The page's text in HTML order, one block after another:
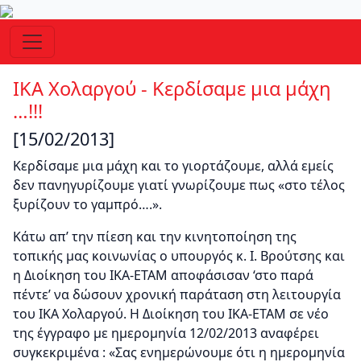
ΙΚΑ Χολαργού - Κερδίσαμε μια μάχη
…!!!
[15/02/2013]
Κερδίσαμε μια μάχη και το γιορτάζουμε, αλλά εμείς
δεν πανηγυρίζουμε γιατί γνωρίζουμε πως «στο τέλος
ξυρίζουν το γαμπρό….».
Κάτω απ’ την πίεση και την κινητοποίηση της
τοπικής μας κοινωνίας ο υπουργός κ. Ι. Βρούτσης και
η Διοίκηση του ΙΚΑ-ΕΤΑΜ αποφάσισαν ‘στο παρά
πέντε’ να δώσουν χρονική παράταση στη λειτουργία
του ΙΚΑ Χολαργού. Η Διοίκηση του ΙΚΑ-ΕΤΑΜ σε νέο
της έγγραφο με ημερομηνία 12/02/2013 αναφέρει
συγκεκριμένα : «Σας ενημερώνουμε ότι η ημερομηνία